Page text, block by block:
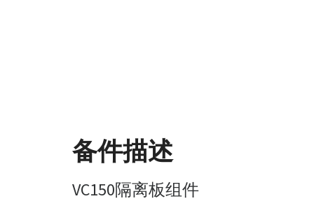
备件描述
VC150隔离板组件